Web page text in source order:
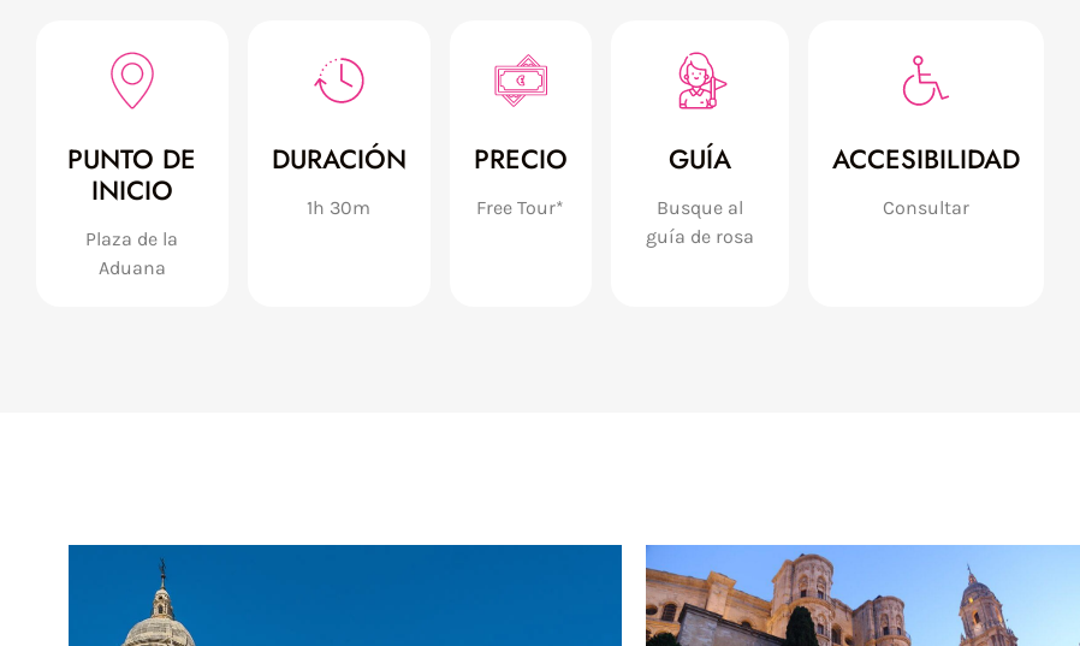
PUNTO DE
INICIO
Plaza de la
Aduana
DURACIÓN
1h 30m
PRECIO
Free Tour*
GUÍA
Busque al
guía de rosa
ACCESIBILIDAD
Consultar